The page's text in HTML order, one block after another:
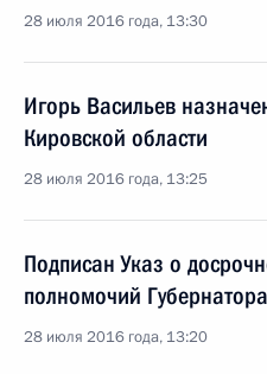
28 июля 2016 года, 13:30
Игорь Васильев
Кировской области
28 июля 2016 года, 13:25
Подписан Указ о
полномочий
28 июля 2016 года, 13:20